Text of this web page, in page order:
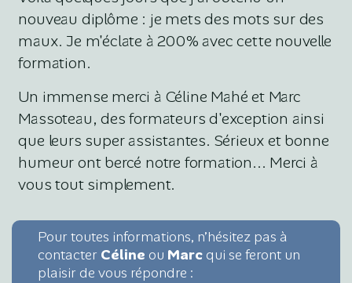
nouveau diplôme : je mets des mots sur des
maux. Je m'éclate à 200% avec cette nouvelle
formation.
Un immense merci à Céline Mahé et Marc
Massoteau, des formateurs d'exception ainsi
que leurs super assistantes. Sérieux et bonne
humeur ont bercé notre formation... Merci à
vous tout simplement.
Pour toutes informations, n’hésitez pas à
contacter Céline ou Marc qui se feront un
plaisir de vous répondre :